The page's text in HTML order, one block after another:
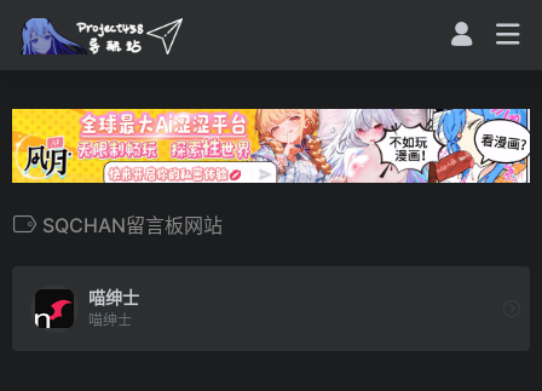
SQCHAN留言板网站
喵绅士
喵绅士